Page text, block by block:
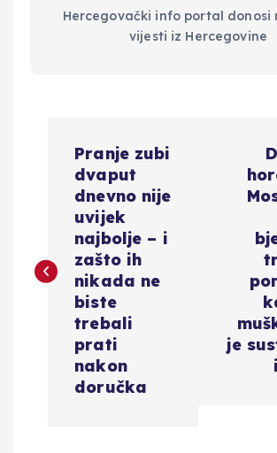
Hercegovački info portal donosi
vijesti iz Hercegovine
i
Pranje zubi
dvaput
dnevno nije
uvijek
najbolje – i
zašto ih
nikada ne
biste
trebali
prati
nakon
doručka
je